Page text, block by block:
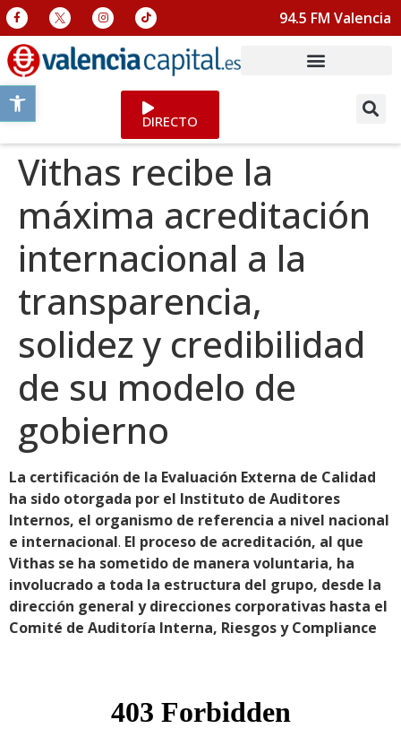
Abrir barra de herramientas
94.5 FM Valencia
DIRECTO
Vithas recibe la
máxima acreditación
internacional a la
transparencia,
solidez y credibilidad
de su modelo de
gobierno
La certificación de la Evaluación Externa de Calidad
ha sido otorgada por el Instituto de Auditores
Internos, el organismo de referencia a nivel nacional
e internacional. El proceso de acreditación, al que
Vithas se ha sometido de manera voluntaria, ha
involucrado a toda la estructura del grupo, desde la
dirección general y direcciones corporativas hasta el
Comité de Auditoría Interna, Riesgos y Compliance